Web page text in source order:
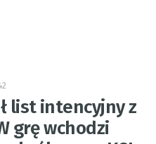
list intencyjny z
grę wchodzi